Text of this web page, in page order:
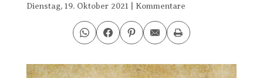
Dienstag, 19. Oktober 2021 Kommentare